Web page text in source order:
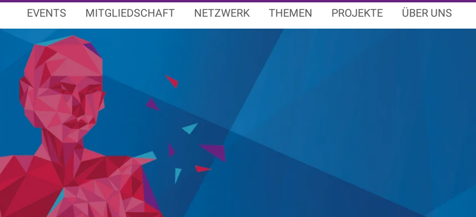
EVENTS MITGLIEDSCHAFT NETZWERK THEMEN PROJEKTE ÜBER UNS